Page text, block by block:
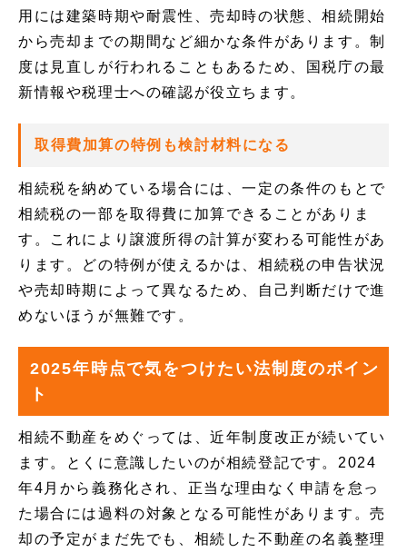
用には建築時期や耐震性、売却時の状態、相続開始
から売却までの期間など細かな条件があります。制
度は見直しが行われることもあるため、国税庁の最
新情報や税理士への確認が役立ちます。
取得費加算の特例も検討材料になる
相続税を納めている場合には、一定の条件のもとで
相続税の一部を取得費に加算できることがありま
す。これにより譲渡所得の計算が変わる可能性があ
ります。どの特例が使えるかは、相続税の申告状況
や売却時期によって異なるため、自己判断だけで進
めないほうが無難です。
2025年時点で気をつけたい法制度のポイン
ト
相続不動産をめぐっては、近年制度改正が続いてい
ます。とくに意識したいのが相続登記です。2024
年4月から義務化され、正当な理由なく申請を怠っ
た場合には過料の対象となる可能性があります。売
却の予定がまだ先でも、相続した不動産の名義整理